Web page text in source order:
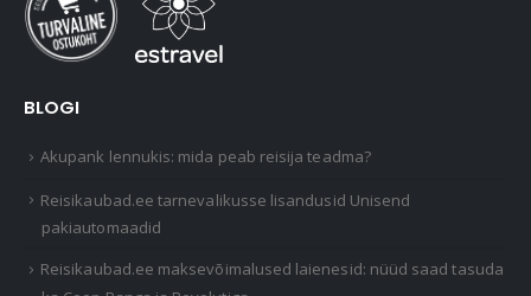
BLOGI
Akupank lennukis: mida peab reisija teadma?
Reisikaubad.ee tarnevalikusse lisandusid Unisend
pakiautomaadid
Reisikaubad.ee maksevõimalused laienesid: nüüd saad tasuda